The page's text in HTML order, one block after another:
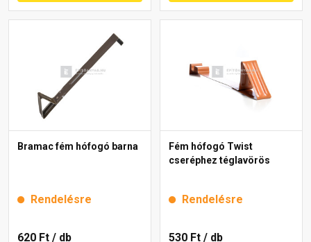
Bramac fém hófogó barna
Rendelésre
620 Ft / db
Fém hófogó Twist
cseréphez téglavörös
Rendelésre
530 Ft / db